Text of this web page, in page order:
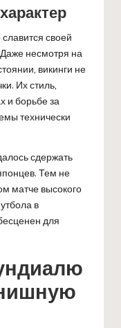
своей
Даже несмотря на
викинги не
Их стиль,
и борьбе за
технически
сдержать
Тем не
матче высокого
в
для